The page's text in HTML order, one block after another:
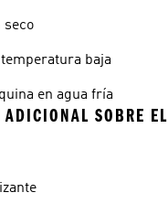
seco
baja
en agua fría
SOBRE EL